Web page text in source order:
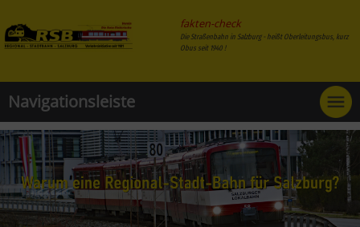
fakten-check
Die Straßenbahn in Salzburg - heißt Oberleitungsbus, kurz
Obus seit 1940 !
Navigationsleiste